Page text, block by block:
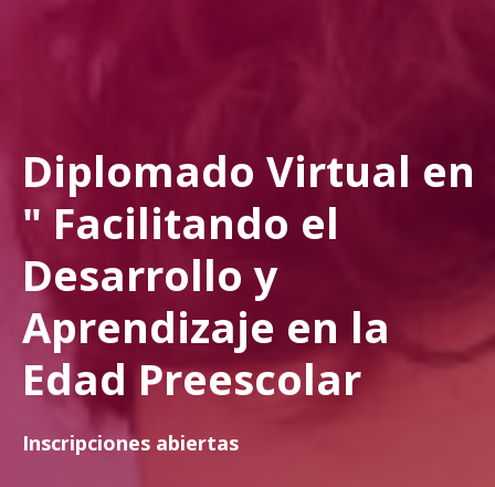
Diplomado Virtual en
" Facilitando el
Desarrollo y
Aprendizaje en la
Edad Preescolar
Inscripciones abiertas